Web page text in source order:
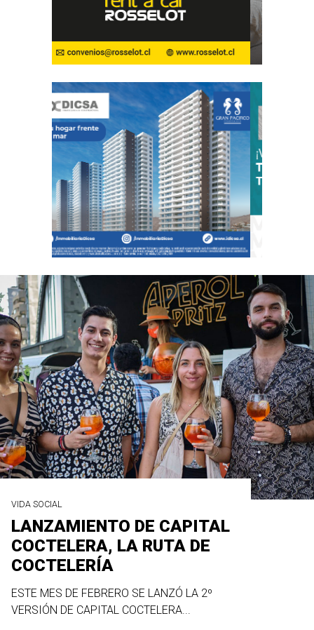
VIDA SOCIAL
LANZAMIENTO DE CAPITAL
COCTELERA, LA RUTA DE
COCTELERÍA
ESTE MES DE FEBRERO SE LANZÓ LA 2º
VERSIÓN DE CAPITAL COCTELERA...